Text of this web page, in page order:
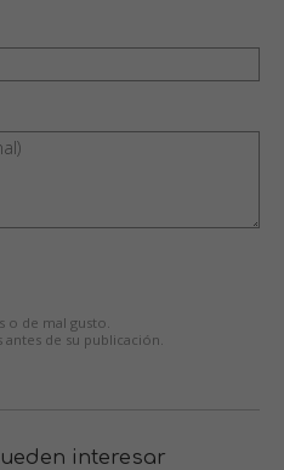
o de mal gusto.
de su publicación.
interesar